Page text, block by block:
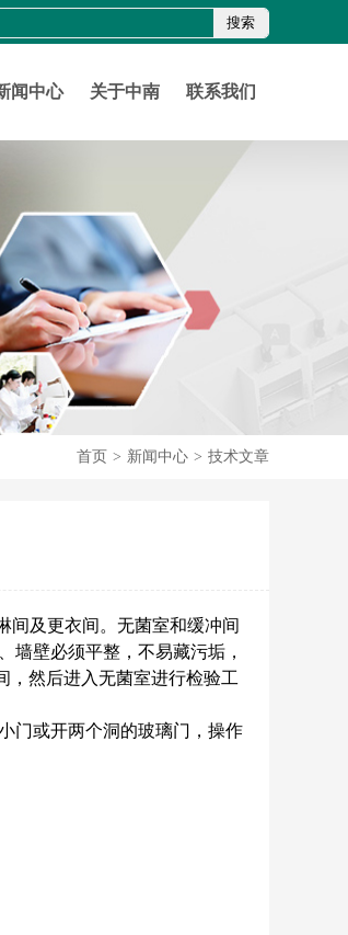
搜索
闻中心 关于中南 联系我们
首页 > 新闻中心 > 技术文章
间及更衣间。无菌室和缓冲间
墙壁必须平整，不易藏污垢，
，然后进入无菌室进行检验工
门或开两个洞的玻璃门，操作